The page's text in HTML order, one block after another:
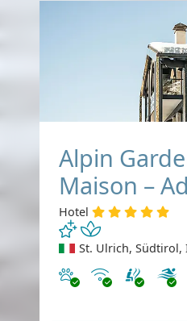
Alpin
Maison –
Hotel
St. Ulrich, Südtirol,
Haustiere erlaubt
Internet